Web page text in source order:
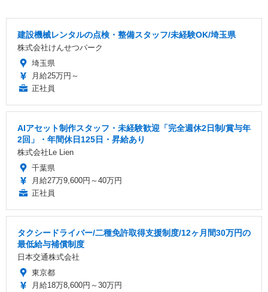
建設機械レンタルの点検・整備スタッフ/未経験OK/埼玉県
株式会社けんせつパーク
埼玉県
月給25万円～
正社員
AIアセット制作スタッフ・未経験歓迎「完全週休2日制/賞与年
2回」・年間休日125日・昇給あり
株式会社Le Lien
千葉県
月給27万9,600円～40万円
正社員
タクシードライバー/二種免許取得支援制度/12ヶ月間30万円の
最低給与補償制度
日本交通株式会社
東京都
月給18万8,600円～30万円